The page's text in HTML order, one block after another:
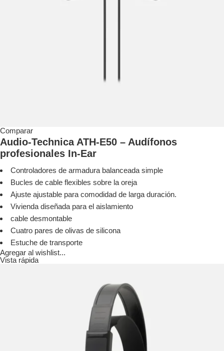
Comparar
Audio-Technica ATH-E50 – Audífonos
profesionales In-Ear
Controladores de armadura balanceada simple
Bucles de cable flexibles sobre la oreja
Ajuste ajustable para comodidad de larga duración.
Vivienda diseñada para el aislamiento
cable desmontable
Cuatro pares de olivas de silicona
Estuche de transporte
Agregar al wishlist...
Vista rápida